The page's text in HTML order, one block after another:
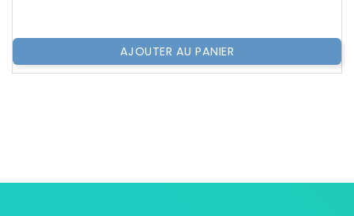
AJOUTER AU PANIER